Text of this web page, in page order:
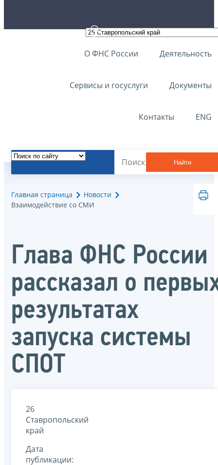
О ФНС России Деятельность
Сервисы и госуслуги Документы
Контакты ENG
Найти
Главная страница
Новости
Взаимодействие со СМИ
Глава ФНС России
рассказал о
результатах
запуска системы
СПОТ
26
Ставропольский
край
Дата
публикации: